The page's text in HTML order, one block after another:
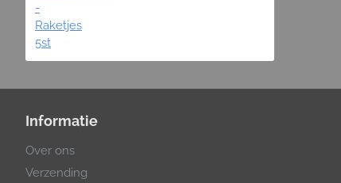
Informatie
Over ons
Verzending